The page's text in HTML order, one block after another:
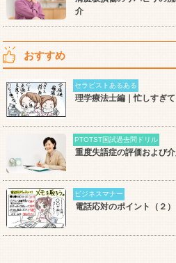
介
おすすめ
セラピストあるある
理学療法士編｜忙しすぎ
PTOTST国試過去問ドリル
重度失語症の評価および
ビジネスマナー
電話応対のポイント（２）